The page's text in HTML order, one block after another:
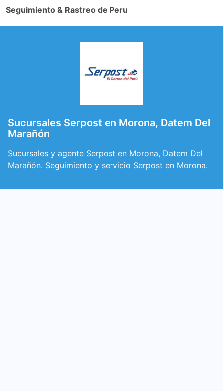
Seguimiento & Rastreo de Peru
Sucursales Serpost en Morona, Datem Del
Marañón
Sucursales y agente Serpost en Morona, Datem Del
Marañón. Seguimiento y servicio Serpost en Morona.